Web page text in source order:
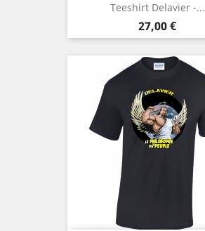
Teeshirt Delavier -...
Prix
27,00 €